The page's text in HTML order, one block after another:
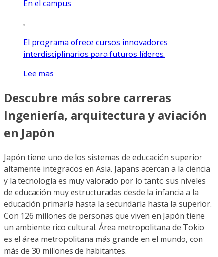
En el campus
El programa ofrece cursos innovadores
interdisciplinarios para futuros líderes.
Lee mas
Descubre más sobre carreras
Ingeniería, arquitectura y aviación
en Japón
Japón tiene uno de los sistemas de educación superior
altamente integrados en Asia. Japans acercan a la ciencia
y la tecnología es muy valorado por lo tanto sus niveles
de educación muy estructuradas desde la infancia a la
educación primaria hasta la secundaria hasta la superior.
Con 126 millones de personas que viven en Japón tiene
un ambiente rico cultural. Área metropolitana de Tokio
es el área metropolitana más grande en el mundo, con
más de 30 millones de habitantes.